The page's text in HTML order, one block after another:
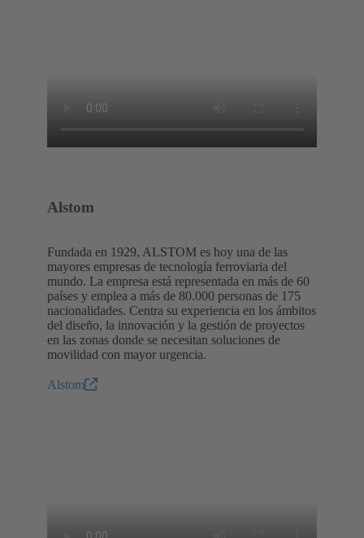
Alstom
Fundada en 1929, ALSTOM es hoy una de las
mayores empresas de tecnología ferroviaria del
mundo. La empresa está representada en más de 60
países y emplea a más de 80.000 personas de 175
nacionalidades. Centra su experiencia en los ámbitos
del diseño, la innovación y la gestión de proyectos
en las zonas donde se necesitan soluciones de
movilidad con mayor urgencia.
Alstom